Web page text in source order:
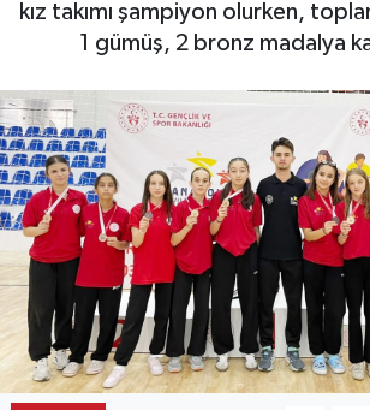
kız takımı şampiyon olurken,
1 gümüş, 2 bronz madalya
Boğazkale
Dodurga
İskilip
Kargı
Laçin
Mecitözü
Oğuzlar
Tüm Manşetler
Son Dakika Haberleri
Haber Arşivi